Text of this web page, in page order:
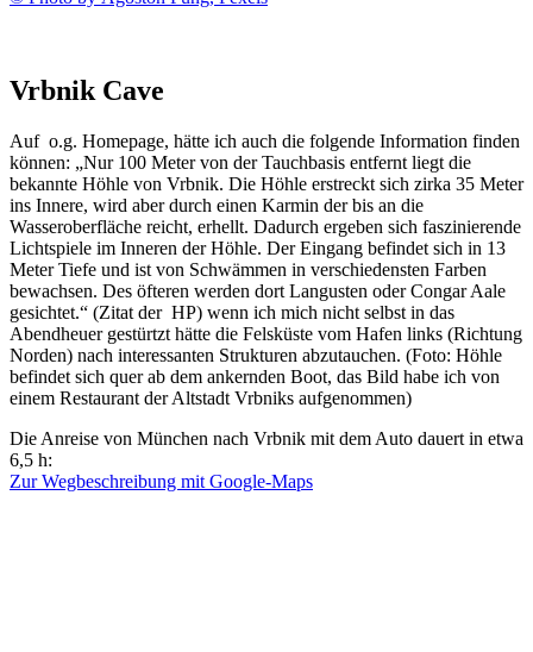
Vrbnik Cave
Auf o.g. Homepage, hätte ich auch die folgende Information finden
können: „Nur 100 Meter von der Tauchbasis entfernt liegt die
bekannte Höhle von Vrbnik. Die Höhle erstreckt sich zirka 35 Meter
ins Innere, wird aber durch einen Karmin der bis an die
Wasseroberfläche reicht, erhellt. Dadurch ergeben sich faszinierende
Lichtspiele im Inneren der Höhle. Der Eingang befindet sich in 13
Meter Tiefe und ist von Schwämmen in verschiedensten Farben
bewachsen. Des öfteren werden dort Langusten oder Congar Aale
gesichtet.“ (Zitat der HP) wenn ich mich nicht selbst in das
Abendheuer gestürtzt hätte die Felsküste vom Hafen links (Richtung
Norden) nach interessanten Strukturen abzutauchen. (Foto: Höhle
befindet sich quer ab dem ankernden Boot, das Bild habe ich von
einem Restaurant der Altstadt Vrbniks aufgenommen)
Die Anreise von München nach Vrbnik mit dem Auto dauert in etwa
6,5 h:
Zur Wegbeschreibung mit Google-Maps